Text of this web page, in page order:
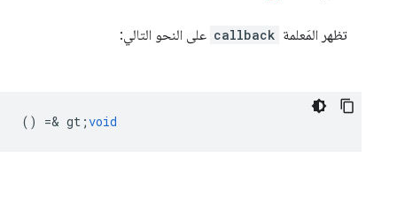
تظهر المَعلمة callback على النحو التالي:
() =& gt;void